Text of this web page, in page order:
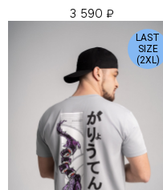
3 590 ₽
LAST
SIZE
(2XL)